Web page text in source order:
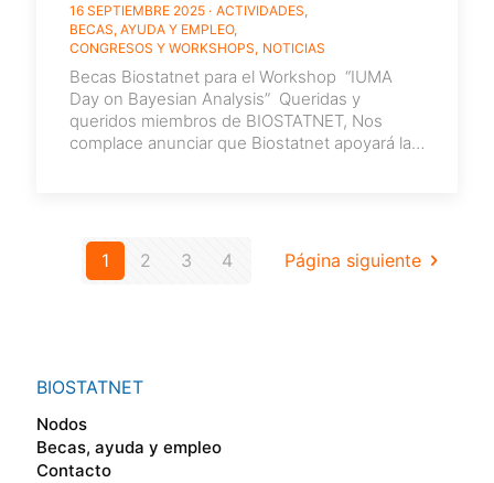
16 SEPTIEMBRE 2025
ACTIVIDADES
BECAS, AYUDA Y EMPLEO
CONGRESOS Y WORKSHOPS NOTICIAS
Becas Biostatnet para el Workshop “IUMA
Day on Bayesian Analysis” ­ Queridas y
queridos miembros de BIOSTATNET, Nos
complace anunciar que Biostatnet apoyará la
1 2 3 4 Página siguiente
BIOSTATNET
Nodos
Becas, ayuda y empleo
Contacto